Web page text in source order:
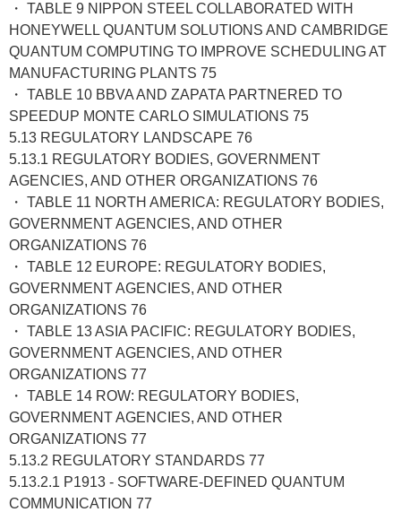
・ TABLE 9 NIPPON STEEL COLLABORATED WITH
HONEYWELL QUANTUM SOLUTIONS AND CAMBRIDGE
QUANTUM COMPUTING TO IMPROVE SCHEDULING AT
MANUFACTURING PLANTS 75
・ TABLE 10 BBVA AND ZAPATA PARTNERED TO
SPEEDUP MONTE CARLO SIMULATIONS 75
5.13 REGULATORY LANDSCAPE 76
5.13.1 REGULATORY BODIES, GOVERNMENT
AGENCIES, AND OTHER ORGANIZATIONS 76
・ TABLE 11 NORTH AMERICA: REGULATORY BODIES,
GOVERNMENT AGENCIES, AND OTHER
ORGANIZATIONS 76
・ TABLE 12 EUROPE: REGULATORY BODIES,
GOVERNMENT AGENCIES, AND OTHER
ORGANIZATIONS 76
・ TABLE 13 ASIA PACIFIC: REGULATORY BODIES,
GOVERNMENT AGENCIES, AND OTHER
ORGANIZATIONS 77
・ TABLE 14 ROW: REGULATORY BODIES,
GOVERNMENT AGENCIES, AND OTHER
ORGANIZATIONS 77
5.13.2 REGULATORY STANDARDS 77
5.13.2.1 P1913 - SOFTWARE-DEFINED QUANTUM
COMMUNICATION 77